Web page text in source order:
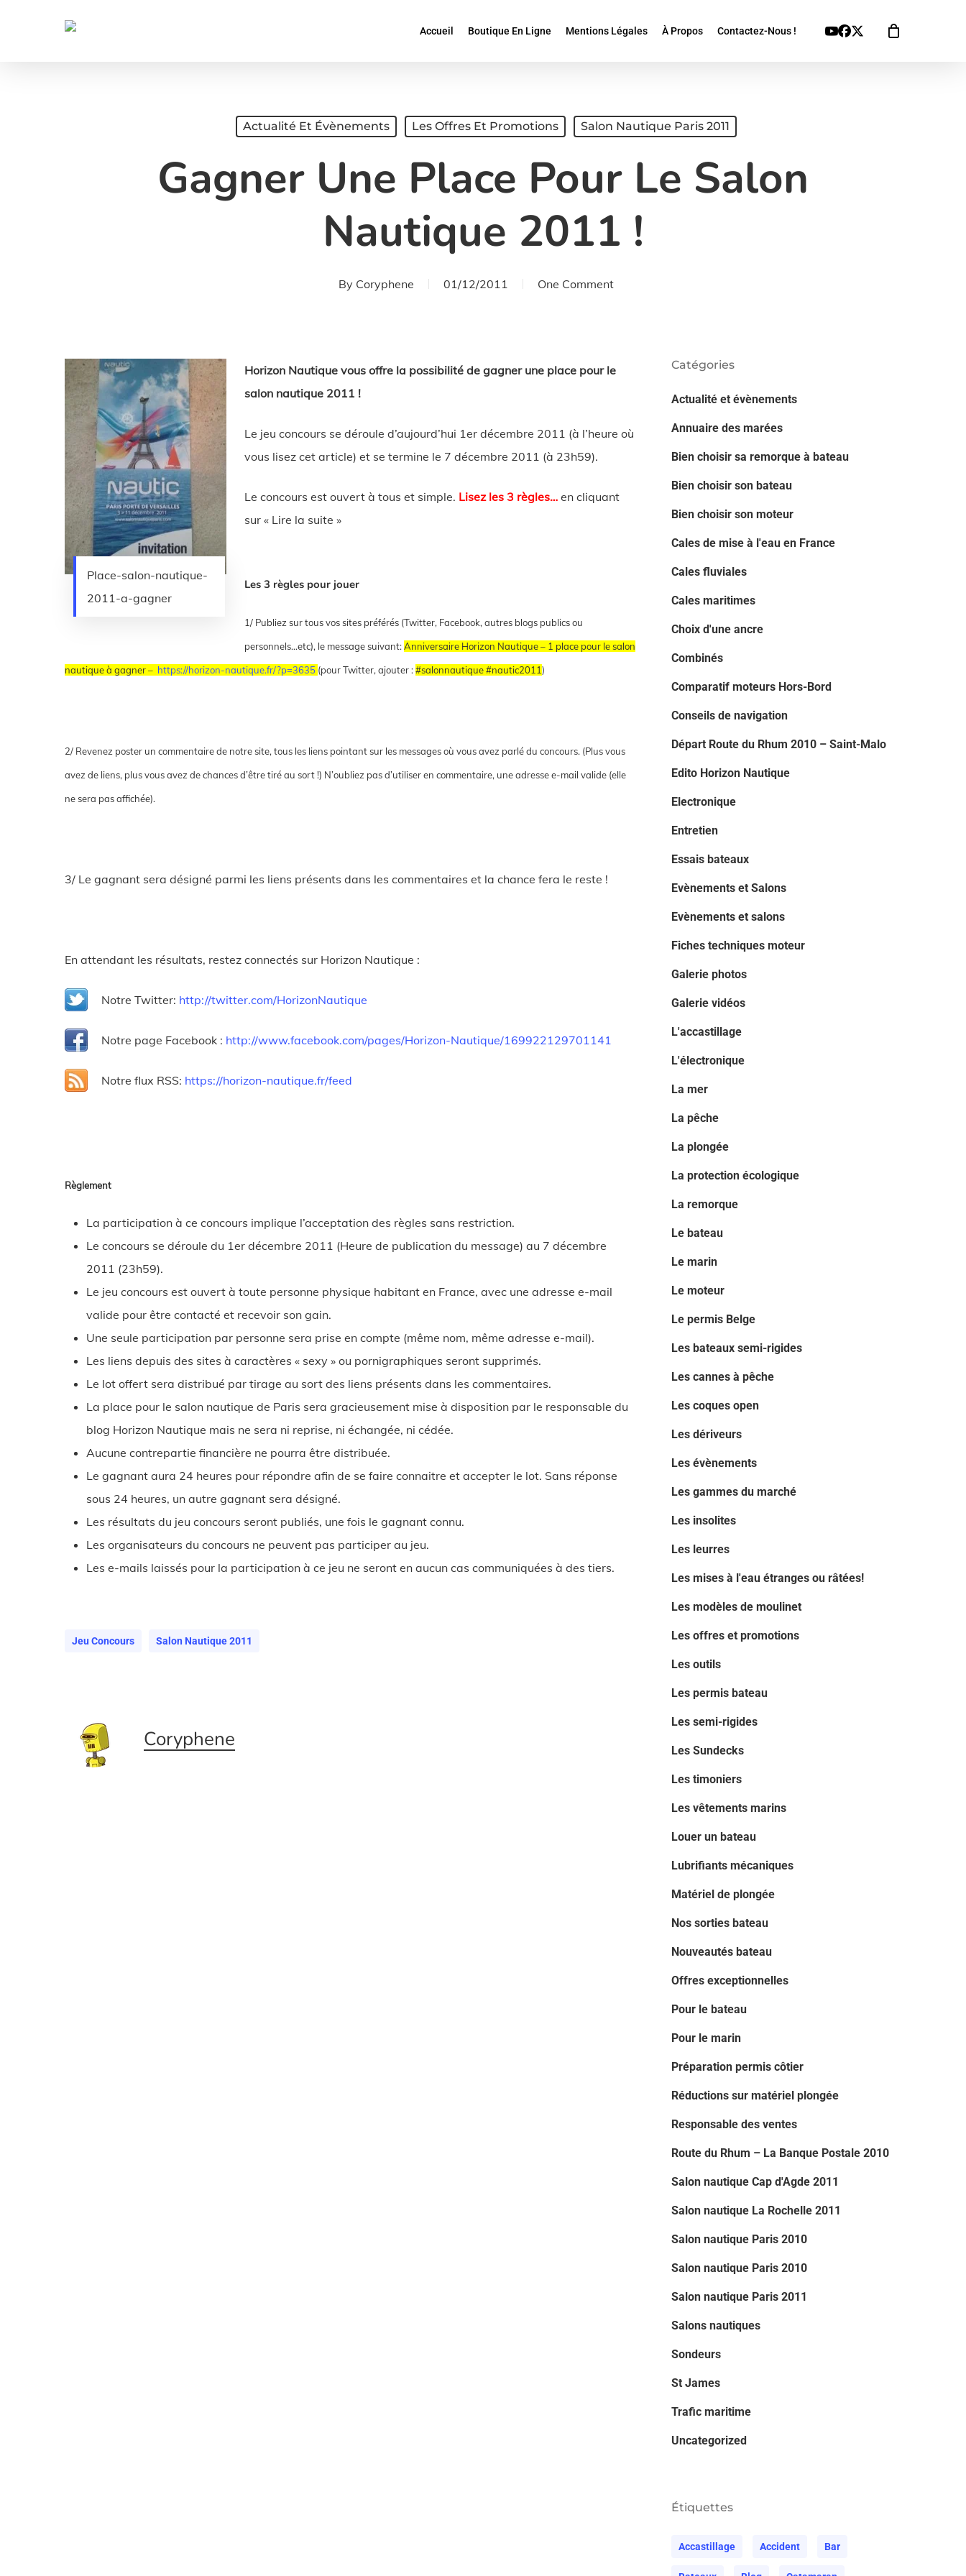
Accueil Boutique En Ligne Mentions Légales À Propos Contactez-Nous ! Youtube
Facebook
X
Twitter
Actualité Et Évènements Les Offres Et Promotions Salon Nautique Paris 2011
Gagner Une Place Pour Le Salon
Nautique 2011 !
By Coryphene 01/12/2011 One Comment
Place-salon-nautique-
2011-a-gagner
Horizon Nautique vous offre la possibilité de gagner une place pour le
salon nautique 2011 !
Le jeu concours se déroule d’aujourd’hui 1er décembre 2011 (à l’heure où
vous lisez cet article) et se termine le 7 décembre 2011 (à 23h59).
Le concours est ouvert à tous et simple. Lisez les 3 règles… en cliquant
sur « Lire la suite »
Les 3 règles pour jouer
1/ Publiez sur tous vos sites préférés (Twitter, Facebook, autres blogs publics ou
personnels…etc), le message suivant:Anniversaire Horizon Nautique – 1 place pour le salon
nautique à gagner – https://horizon-nautique.fr/?p=3635 (pour Twitter, ajouter :#salonnautique #nautic2011)
2/ Revenez poster un commentaire de notre site, tous les liens pointant sur les messages où vous avez parlé du concours. (Plus vous
avez de liens, plus vous avez de chances d’être tiré au sort !) N’oubliez pas d’utiliser en commentaire, une adresse e-mail valide (elle
ne sera pas affichée).
3/ Le gagnant sera désigné parmi les liens présents dans les commentaires et la chance fera le reste !
En attendant les résultats, restez connectés sur Horizon Nautique :
Notre Twitter: http://twitter.com/HorizonNautique
Notre page Facebook : http://www.facebook.com/pages/Horizon-Nautique/169922129701141
Notre flux RSS: https://horizon-nautique.fr/feed
Règlement
La participation à ce concours implique l’acceptation des règles sans restriction.
Le concours se déroule du 1er décembre 2011 (Heure de publication du message) au 7 décembre
2011 (23h59).
Le jeu concours est ouvert à toute personne physique habitant en France, avec une adresse e-mail
valide pour être contacté et recevoir son gain.
Une seule participation par personne sera prise en compte (même nom, même adresse e-mail).
Les liens depuis des sites à caractères « sexy » ou pornigraphiques seront supprimés.
Le lot offert sera distribué par tirage au sort des liens présents dans les commentaires.
La place pour le salon nautique de Paris sera gracieusement mise à disposition par le responsable du
blog Horizon Nautique mais ne sera ni reprise, ni échangée, ni cédée.
Aucune contrepartie financière ne pourra être distribuée.
Le gagnant aura 24 heures pour répondre afin de se faire connaitre et accepter le lot. Sans réponse
sous 24 heures, un autre gagnant sera désigné.
Les résultats du jeu concours seront publiés, une fois le gagnant connu.
Les organisateurs du concours ne peuvent pas participer au jeu.
Les e-mails laissés pour la participation à ce jeu ne seront en aucun cas communiquées à des tiers.
Jeu Concours Salon Nautique 2011
Coryphene
Catégories
Actualité et évènements
Annuaire des marées
Bien choisir sa remorque à bateau
Bien choisir son bateau
Bien choisir son moteur
Cales de mise à l'eau en France
Cales fluviales
Cales maritimes
Choix d'une ancre
Combinés
Comparatif moteurs Hors-Bord
Conseils de navigation
Départ Route du Rhum 2010 – Saint-Malo
Edito Horizon Nautique
Electronique
Entretien
Essais bateaux
Evènements et Salons
Evènements et salons
Fiches techniques moteur
Galerie photos
Galerie vidéos
L'accastillage
L'électronique
La mer
La pêche
La plongée
La protection écologique
La remorque
Le bateau
Le marin
Le moteur
Le permis Belge
Les bateaux semi-rigides
Les cannes à pêche
Les coques open
Les dériveurs
Les évènements
Les gammes du marché
Les insolites
Les leurres
Les mises à l'eau étranges ou râtées!
Les modèles de moulinet
Les offres et promotions
Les outils
Les permis bateau
Les semi-rigides
Les Sundecks
Les timoniers
Les vêtements marins
Louer un bateau
Lubrifiants mécaniques
Matériel de plongée
Nos sorties bateau
Nouveautés bateau
Offres exceptionnelles
Pour le bateau
Pour le marin
Préparation permis côtier
Réductions sur matériel plongée
Responsable des ventes
Route du Rhum – La Banque Postale 2010
Salon nautique Cap d'Agde 2011
Salon nautique La Rochelle 2011
Salon nautique Paris 2010
Salon nautique Paris 2010
Salon nautique Paris 2011
Salons nautiques
Sondeurs
St James
Trafic maritime
Uncategorized
Étiquettes
Accastillage Accident Bar